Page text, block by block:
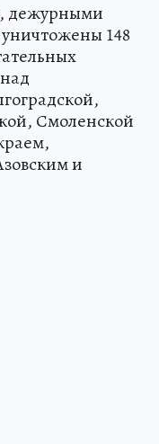
дежурными
148
Смоленской
и